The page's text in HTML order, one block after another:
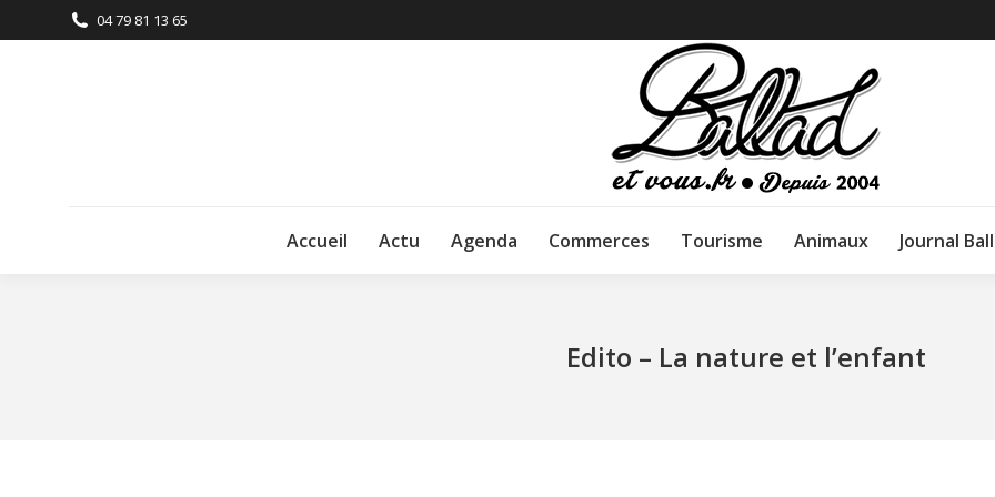
04 79 81 13 65
Accueil Actu Agenda Commerces Tourisme Animaux Journal
Edito – La nature et l’enfant